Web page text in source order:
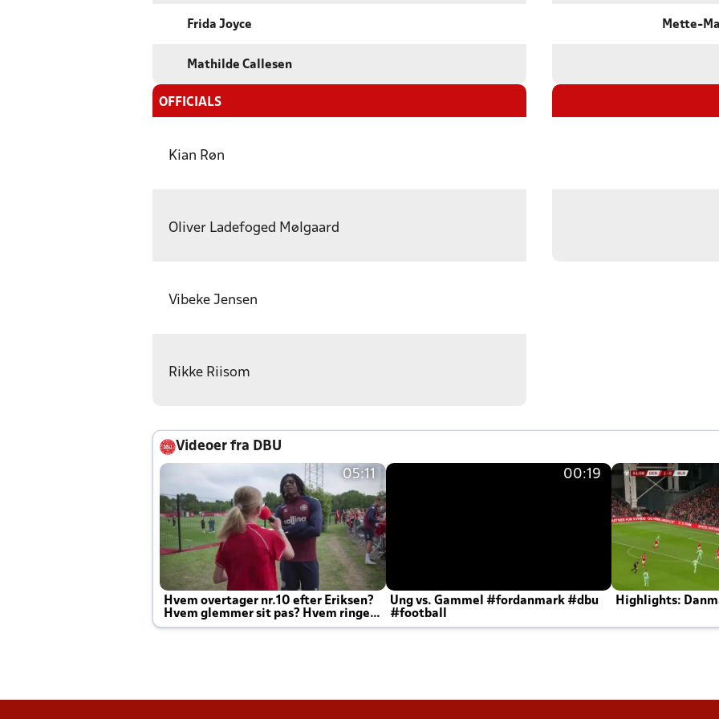
Frida Joyce
Mathilde Callesen
OFFICIALS
Kian Røn
Oliver Ladefoged Mølgaard
Vibeke Jensen
Rikke Riisom
Mette-
Videoer fra DBU
05:11
Hvem overtager nr.10 efter Eriksen?
Hvem glemmer sit pas? Hvem ringer
Joachim altid til efter kampe?
00:19
Ung vs. Gammel #fordanmark #dbu
#football
Highlights: